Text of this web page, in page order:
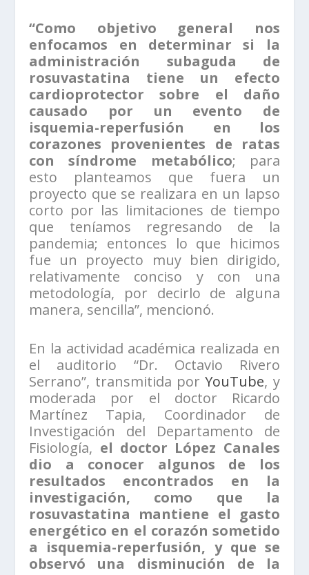
“Como objetivo general nos
enfocamos en determinar si la
administración subaguda de
rosuvastatina tiene un efecto
cardioprotector sobre el daño
causado por un evento de
isquemia-reperfusión en los
corazones provenientes de ratas
con síndrome metabólico; para
esto planteamos que fuera un
proyecto que se realizara en un lapso
corto por las limitaciones de tiempo
que teníamos regresando de la
pandemia; entonces lo que hicimos
fue un proyecto muy bien dirigido,
relativamente conciso y con una
metodología, por decirlo de alguna
manera, sencilla”, mencionó.
En la actividad académica realizada en
el auditorio “Dr. Octavio Rivero
Serrano”, transmitida porYouTube, y
moderada por el doctor Ricardo
Martínez Tapia, Coordinador de
Investigación del Departamento de
Fisiología, el doctor López Canales
dio a conocer algunos de los
resultados encontrados en la
investigación, como que la
rosuvastatina mantiene el gasto
energético en el corazón sometido
a isquemia-reperfusión, y que se
observó una disminución de la